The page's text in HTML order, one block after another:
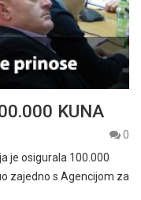
KUNA
0
je osigurala 100.000
zajedno s Agencijom za